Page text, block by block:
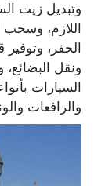
وتبديل زيت
اللازم،
الحفر،
ونقل البضائع،
السيارات
والرافعات